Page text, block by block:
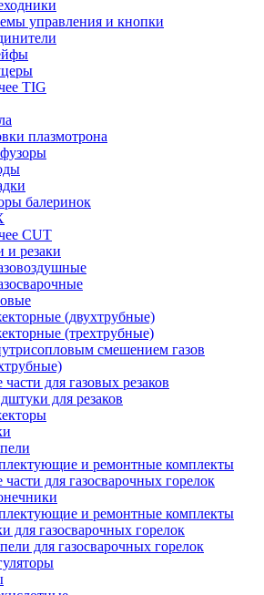
управления и кнопки
TIG
плазмотрона
балеринок
CUT
и резаки
(двухтрубные)
(трехтрубные)
смешением газов
для газовых резаков
для резаков
и ремонтные комплекты
части для газосварочных горелок
и ремонтные комплекты
для газосварочных горелок
для газосварочных горелок